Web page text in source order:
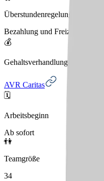
Überstundenregelung
Bezahlung und Freizeitausgleich
💰
Gehaltsverhandlungen
AVR Caritas
🗓️
Arbeitsbeginn
Ab sofort
👫
Teamgröße
34